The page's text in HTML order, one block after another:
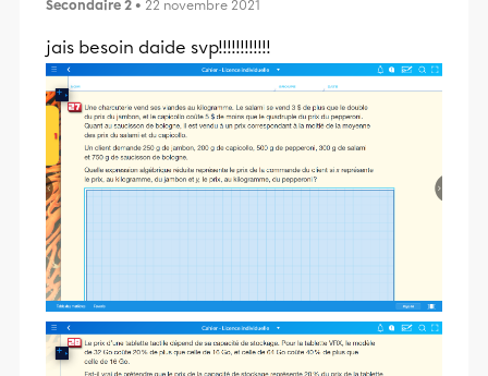
Secondaire 2 • 22 novembre 2021
jais besoin daide svp!!!!!!!!!!!!